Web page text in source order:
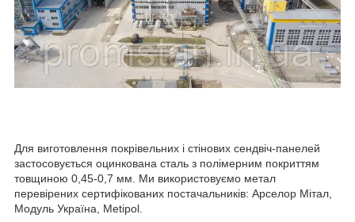
Для виготовлення покрівельних і стінових сендвіч-панелей
застосовується оцинкована сталь з полімерним покриттям
товщиною 0,45-0,7 мм. Ми використовуємо метал
перевірених сертифікованих постачальників: Арселор Мітал,
Модуль Україна, Metipol.